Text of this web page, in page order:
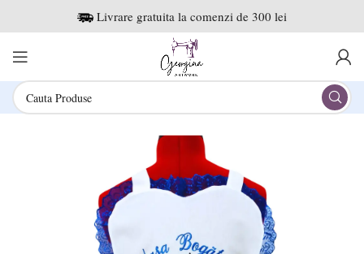
Livrare gratuita la comenzi de 300 lei